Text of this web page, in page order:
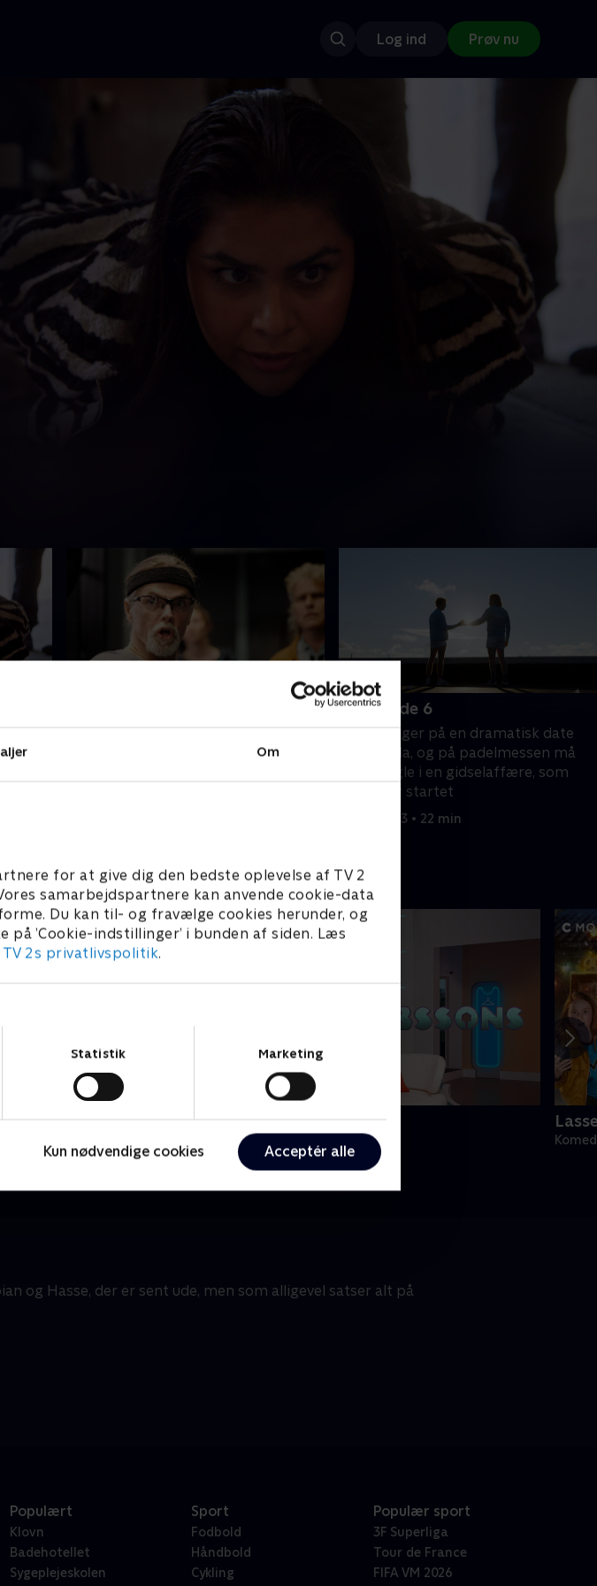
Om
for at give dig den bedste oplevelse af TV 2
samarbejdspartnere kan anvende cookie-data
Du kan til- og fravælge cookies herunder, og
’Cookie-indstillinger’ i bunden af siden. Læs
TV 2s privatlivspolitik.
Statistik Marketing
Kun nødvendige cookies Acceptér alle
Log ind Prøv nu
kommende padelmesse, men får han
6. Episode 6
Fabian tager på en dramatisk date
med Linda, og på padelmessen må
han mægle i en gidselaffære, som
Linda har startet
1. maj 2023 • 22 min
Robssons (dansk tale)
Komedie • 1 sæsoner
og Hasse, der er sent ude, men som alligevel satser alt på
Populært
Klovn
Badehotellet
Sygeplejeskolen
Sport
Fodbold
Håndbold
Cykling
Populær sport
3F Superliga
Tour de France
FIFA VM 2026